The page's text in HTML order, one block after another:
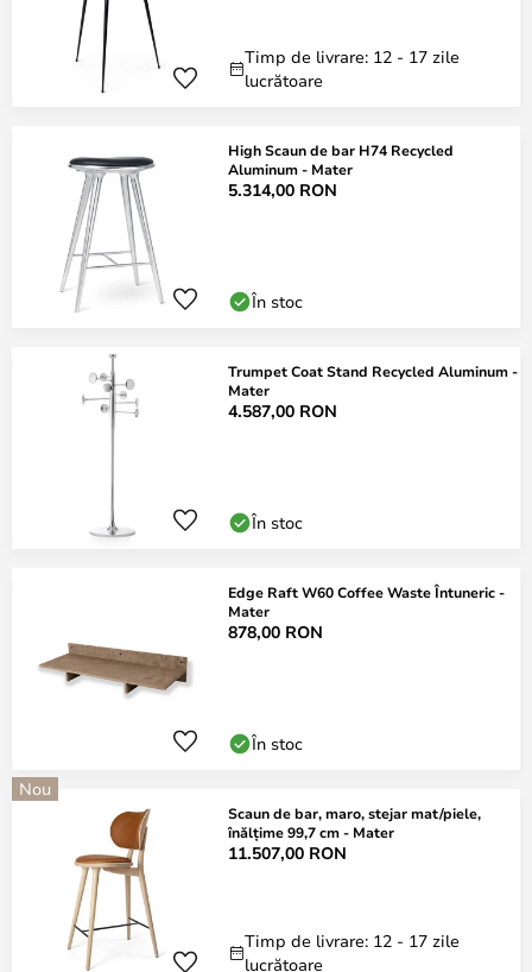
Timp de livrare: 12 - 17 zile
lucrătoare
High Scaun de bar H74 Recycled
Aluminum - Mater
5.314,00 RON
În stoc
Trumpet Coat Stand Recycled Aluminum -
Mater
4.587,00 RON
În stoc
Edge Raft W60 Coffee Waste Întuneric -
Mater
878,00 RON
În stoc
Nou
Scaun de bar, maro, stejar mat/piele,
înălțime 99,7 cm - Mater
11.507,00 RON
Timp de livrare: 12 - 17 zile
lucrătoare